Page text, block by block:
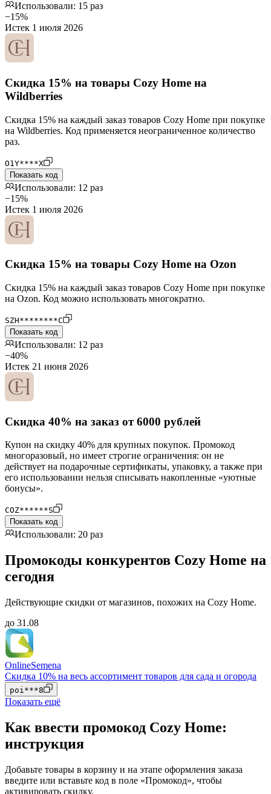
Использовали: 15 раз
−15%
Истек 1 июля 2026
Скидка 15% на товары Cozy Home на
Wildberries
Скидка 15% на каждый заказ товаров Cozy Home при покупке
на Wildberries. Код применяется неограниченное количество
раз.
O1Y****X
Показать код
Использовали: 12 раз
−15%
Истек 1 июля 2026
Скидка 15% на товары Cozy Home на Ozon
Скидка 15% на каждый заказ товаров Cozy Home при покупке
на Ozon. Код можно использовать многократно.
SZH********C
Показать код
Использовали: 12 раз
−40%
Истек 21 июня 2026
Скидка 40% на заказ от 6000 рублей
Купон на скидку 40% для крупных покупок. Промокод
многоразовый, но имеет строгие ограничения: он не
действует на подарочные сертификаты, упаковку, а также при
его использовании нельзя списывать накопленные «уютные
бонусы».
COZ******S
Показать код
Использовали: 20 раз
Промокоды конкурентов Cozy Home на
сегодня
Действующие скидки от магазинов, похожих на Cozy Home.
до 31.08
OnlineSemena
Скидка 10% на весь ассортимент товаров для сада и огорода
poi***8
Показать ещё
Как ввести промокод Cozy Home:
инструкция
Добавьте товары в корзину и на этапе оформления заказа
введите или вставьте код в поле «Промокод», чтобы
активировать скидку.